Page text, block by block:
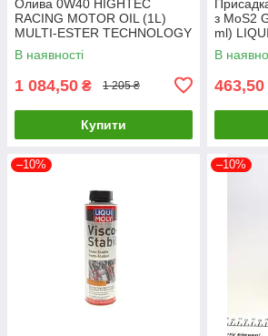
Олива 0W40 HIGHTEC
RACING MOTOR OIL (1L)
MULTI-ESTER TECHNOLOGY
ROWE 20092-0010-99 UA61
В наявності
1 084,50 ₴ 1 205 ₴
Купити
з MoS2
ml)
В
463,50
–10% –10%